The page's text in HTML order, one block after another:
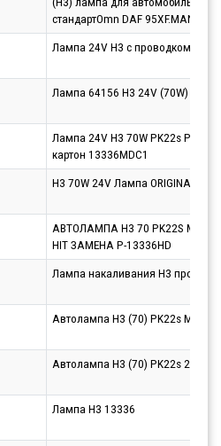
стандартOmn DAF 95XF.MAN
Лампа 24V Н3 с проводком
Лампа 64156 Н3 24V (70W)
Лампа 24V H3 70W PK22s
картон 13336MDC1
H3 70W 24V Лампа ORIGINAL
АВТОЛАМПА H3 70 PK22S
HIT ЗАМЕНА P-13336HD
Лампа накаливания H3
Автолампа H3 (70) PK22s
Автолампа H3 (70) PK22s 24V
Лампа H3 13336